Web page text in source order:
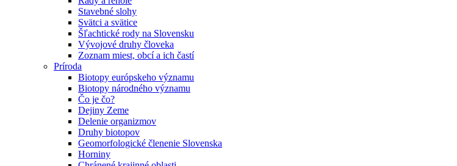
Stavebné slohy
Svätci a svätice
Šľachtické rody na Slovensku
Vývojové druhy človeka
Zoznam miest, obcí a ich častí
Príroda
Biotopy európskeho významu
Biotopy národného významu
Čo je čo?
Dejiny Zeme
Delenie organizmov
Druhy biotopov
Geomorfologické členenie Slovenska
Horniny